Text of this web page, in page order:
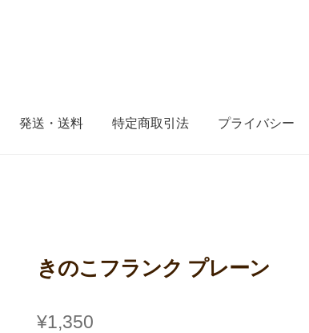
発送・送料 特定商取引法 プライバシー
きのこフランク プレーン
¥1,350